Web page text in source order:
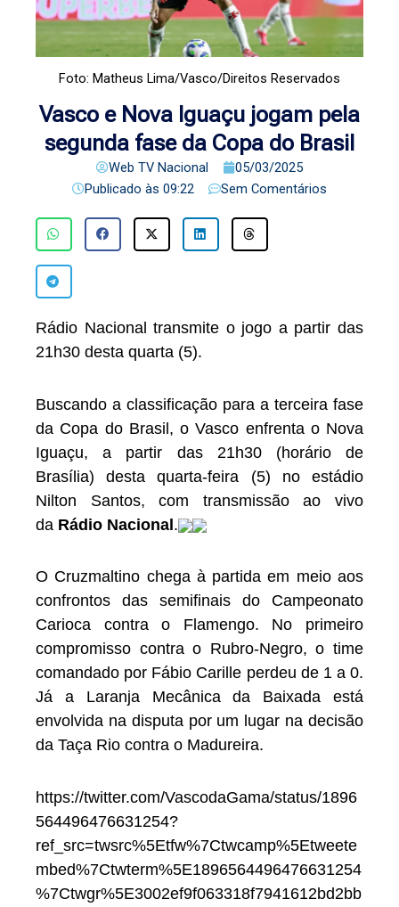
Foto: Matheus Lima/Vasco/Direitos Reservados
Vasco e Nova Iguaçu jogam pela
segunda fase da Copa do Brasil
Web TV Nacional
05/03/2025
Publicado às 09:22 Sem Comentários
Rádio Nacional transmite o jogo a partir das
21h30 desta quarta (5).
Buscando a classificação para a terceira fase
da Copa do Brasil, o Vasco enfrenta o Nova
Iguaçu, a partir das 21h30 (horário de
Brasília) desta quarta-feira (5) no estádio
Nilton Santos, com transmissão ao vivo
da Rádio Nacional.
O Cruzmaltino chega à partida em meio aos
confrontos das semifinais do Campeonato
Carioca contra o Flamengo. No primeiro
compromisso contra o Rubro-Negro, o time
comandado por Fábio Carille perdeu de 1 a 0.
Já a Laranja Mecânica da Baixada está
envolvida na disputa por um lugar na decisão
da Taça Rio contra o Madureira.
https://twitter.com/VascodaGama/status/1896
564496476631254?
ref_src=twsrc%5Etfw%7Ctwcamp%5Etweete
mbed%7Ctwterm%5E1896564496476631254
%7Ctwgr%5E3002ef9f063318f7941612bd2bb